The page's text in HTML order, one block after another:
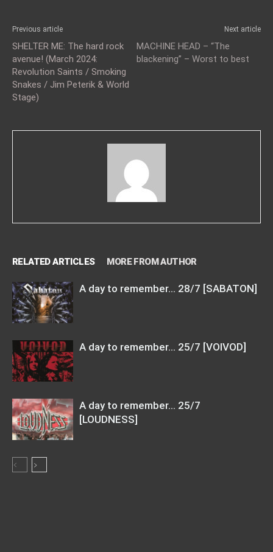
Previous article
SHELTER ME: The hard rock
avenue! (March 2024:
Revolution Saints / Smoking
Snakes / Jim Peterik & World
Stage)
Next article
MACHINE HEAD – “The
blackening” – Worst to best
RELATED ARTICLES MORE FROM AUTHOR
Α day to remember… 28/7 [SABATON]
A day to remember… 25/7 [VOIVOD]
A day to remember… 25/7
[LOUDNESS]